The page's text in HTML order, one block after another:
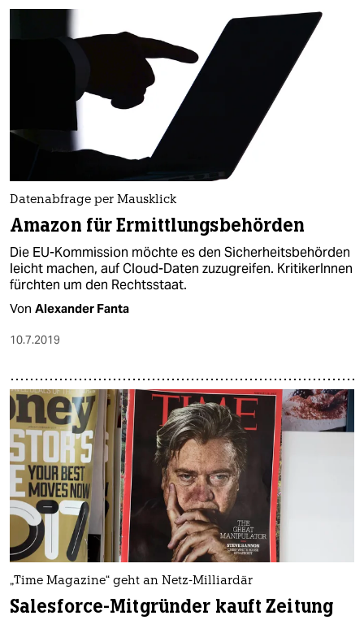
Datenabfrage per Mausklick
Amazon für Ermittlungsbehörden
Die EU-Kommission möchte es den Sicherheitsbehörden
leicht machen, auf Cloud-Daten zuzugreifen. KritikerInnen
fürchten um den Rechtsstaat.
Von Alexander Fanta
10.7.2019
„Time Magazine“ geht an Netz-Milliardär
Salesforce-Mitgründer kauft Zeitung